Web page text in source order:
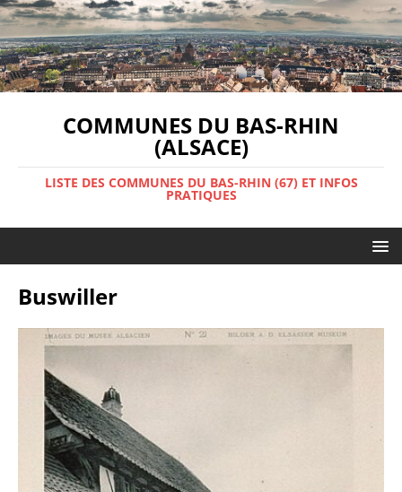
COMMUNES DU BAS-RHIN
(ALSACE)
LISTE DES COMMUNES DU BAS-RHIN (67) ET INFOS
PRATIQUES
Buswiller